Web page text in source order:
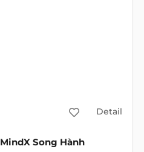
Detail
MindX Song Hành